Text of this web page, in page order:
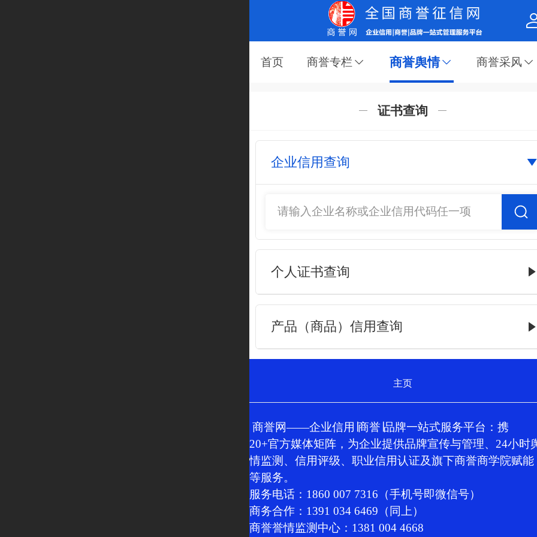
商誉网
首页 商誉专栏 商誉舆情 商誉采风
证书查询
企业信用查询
请输入企业名称或企业信用代码任一项
个人证书查询
产品（商品）信用查询
主页
商誉网——企业信用 商誉∣品牌一站式服务平台 ： 携
20+官方媒体矩阵， 为企业提供品牌宣传与管理、24小时
情监测、 信用评级、职业信用认证及旗下商誉商学院赋能
等服务。
服务电话：1860 007 7316（手机号即微信号）
商务合作：1391 034 6469（同上）
商誉誉情监测中心：1381 004 4668